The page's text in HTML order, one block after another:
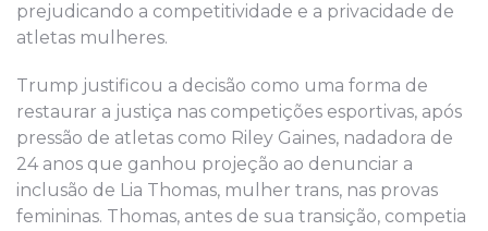
prejudicando a competitividade e a privacidade de
atletas mulheres.
Trump justificou a decisão como uma forma de
restaurar a justiça nas competições esportivas, após
pressão de atletas como Riley Gaines, nadadora de
24 anos que ganhou projeção ao denunciar a
inclusão de Lia Thomas, mulher trans, nas provas
femininas. Thomas, antes de sua transição, competia